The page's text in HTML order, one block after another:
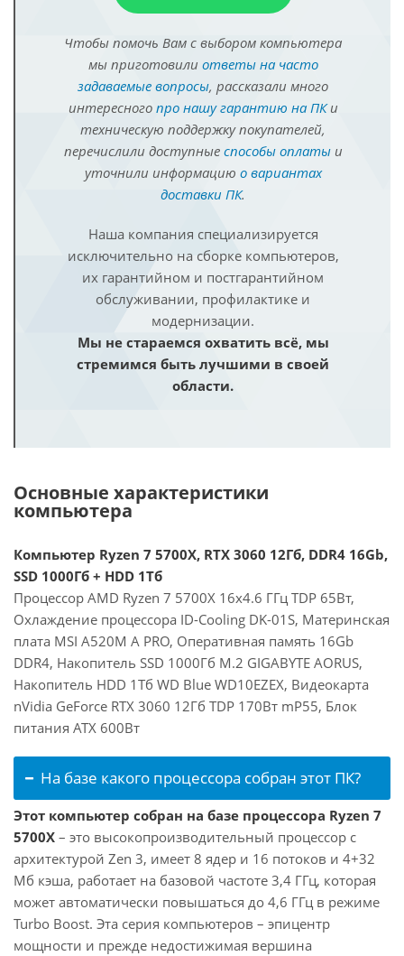
Чтобы помочь Вам с выбором компьютера
мы приготовили ответы на часто
задаваемые вопросы, рассказали много
интересного про нашу гарантию на ПКи
техническую поддержку покупателей,
перечислили доступные способы оплатыи
уточнили информацию о вариантах
доставки ПК.
Наша компания специализируется
исключительно на сборке компьютеров,
их гарантийном и постгарантийном
обслуживании, профилактике и
модернизации.
Мы не стараемся охватить всё, мы
стремимся быть лучшими в своей
области.
Основные характеристики
компьютера
Компьютер Ryzen 7 5700X, RTX 3060 12Гб, DDR4 16Gb,
SSD 1000Гб + HDD 1Тб
Процессор AMD Ryzen 7 5700X 16x4.6 ГГц TDP 65Вт,
Охлаждение процессора ID-Cooling DK-01S, Материнская
плата MSI A520M A PRO, Оперативная память 16Gb
DDR4, Накопитель SSD 1000Гб M.2 GIGABYTE AORUS,
Накопитель HDD 1Тб WD Blue WD10EZEX, Видеокарта
nVidia GeForce RTX 3060 12Гб TDP 170Вт mP55, Блок
питания ATX 600Вт
На базе какого процессора собран этот ПК?
Этот компьютер собран на базе процессора Ryzen 7
5700X – это высокопроизводительный процессор с
архитектурой Zen 3, имеет 8 ядер и 16 потоков и 4+32
Мб кэша, работает на базовой частоте 3,4 ГГц, которая
может автоматически повышаться до 4,6 ГГц в режиме
Turbo Boost. Эта серия компьютеров – эпицентр
мощности и прежде недостижимая вершина